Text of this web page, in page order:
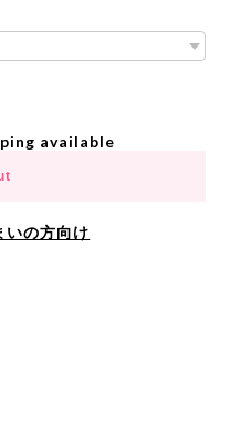
available
いの方向け